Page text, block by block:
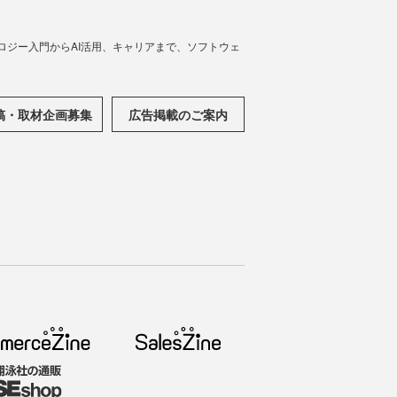
ー入門からAI活用、キャリアまで、ソフトウェ
・取材企画募集 広告掲載のご案内